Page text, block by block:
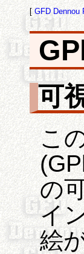
[GFD Dennou
可
こ
の
イ
絵